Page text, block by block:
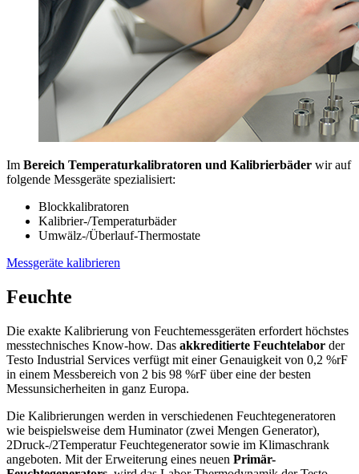
Im Bereich Temperaturkalibratoren und Kalibrierbäder wir auf
folgende Messgeräte spezialisiert:
Blockkalibratoren
Kalibrier-/Temperaturbäder
Umwälz-/Überlauf-Thermostate
Messgeräte kalibrieren
Feuchte
Die exakte Kalibrierung von Feuchtemessgeräten erfordert höchstes
messtechnisches Know-how. Das akkreditierte Feuchtelabor der
Testo Industrial Services verfügt mit einer Genauigkeit von 0,2 %rF
in einem Messbereich von 2 bis 98 %rF über eine der besten
Messunsicherheiten in ganz Europa.
Die Kalibrierungen werden in verschiedenen Feuchtegeneratoren
wie beispielsweise dem Huminator (zwei Mengen Generator),
2Druck-/2Temperatur Feuchtegenerator sowie im Klimaschrank
angeboten. Mit der Erweiterung eines neuen Primär-